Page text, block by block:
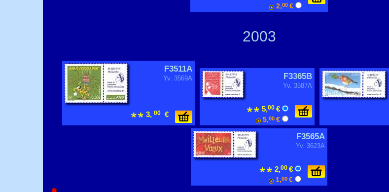
2,00€
2003
F3511A
Yv. 3569A
3, 00 €
F3365B
Yv. 3587A
5,00 €
5,00 €
F3565A
Yv. 3623A
2,00€
1,00€